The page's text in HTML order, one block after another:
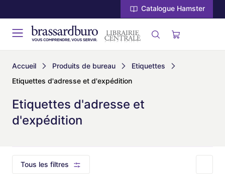
Catalogue Hamster
Accueil Produits de bureau
Etiquettes
Etiquettes d'adresse et d'expédition
Etiquettes d'adresse et
d'expédition
Tous les filtres